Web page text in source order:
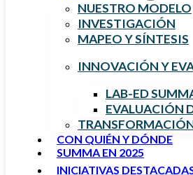
NUESTRO MODELO
INVESTIGACIÓN
MAPEO Y SÍNTESIS
INNOVACIÓN Y
LAB-ED
EVALUACIÓN
CON QUIÉN Y DÓNDE
SUMMA EN 2025
INICIATIVAS